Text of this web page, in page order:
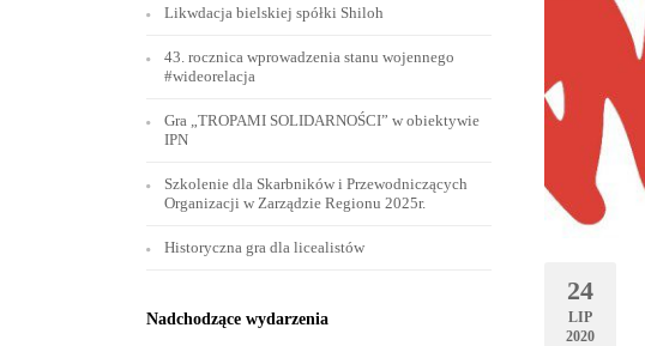
24
LIP
2020
Likwdacja bielskiej spółki Shiloh
43. rocznica wprowadzenia stanu wojennego
#wideorelacja
Gra „TROPAMI SOLIDARNOŚCI” w obiektywie
IPN
Szkolenie dla Skarbników i Przewodniczących
Organizacji w Zarządzie Regionu 2025r.
Historyczna gra dla licealistów
Nadchodzące wydarzenia